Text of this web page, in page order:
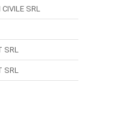
SRL
SRL
SRL